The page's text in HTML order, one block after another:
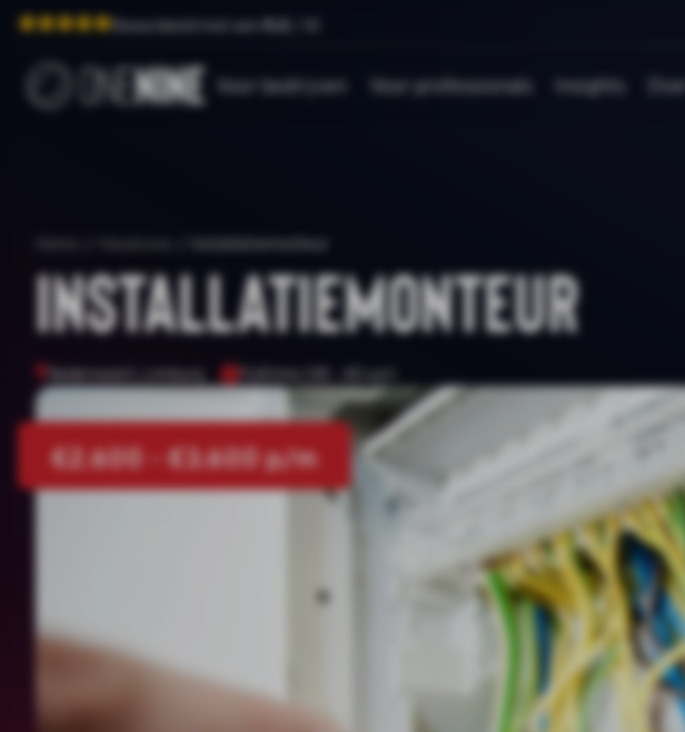
Beoordeeld met een 9.0
Voor bedrijven Voor professionals Insights
Installatiemonteur
Installatiemonteur
Nederweert, Limburg Fulltime (38 - 40 uur)
€2.600 - €3.600 p/m